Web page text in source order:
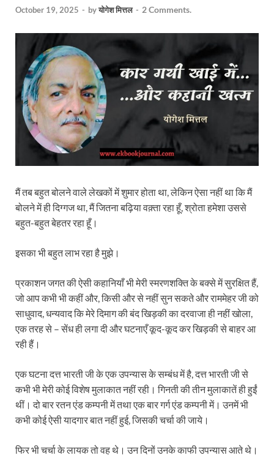
October 19, 2025 - byयोगेश मित्तल - 2 Comments.
मैं तब बहुत बोलने वाले लेखकों में शुमार होता था, लेकिन ऐसा नहीं था कि मैं
बोलने में ही दिग्गज था, मैं जितना बढ़िया वक़्ता रहा हूँ, श्रोता हमेशा उससे
बहुत-बहुत बेहतर रहा हूँ।
इसका भी बहुत लाभ रहा है मुझे।
प्रकाशन जगत की ऐसी कहानियाँ भी मेरी स्मरणशक्ति के बक्से में सुरक्षित हैं,
जो आप कभी भी कहीं और, किसी और से नहीं सुन सकते और राममेहर जी को
साधुवाद, धन्यवाद कि मेरे दिमाग की बंद खिड़की का दरवाजा ही नहीं खोला,
एक तरह से – सेंध ही लगा दी और घटनाएँ कूद-कूद कर खिड़की से बाहर आ
रही हैं।
एक घटना दत्त भारती जी के एक उपन्यास के सम्बंध में है, दत्त भारती जी से
कभी भी मेरी कोई विशेष मुलाकात नहीं रही। गिनती की तीन मुलाकातें ही हुईं
थीं। दो बार रतन एंड कम्पनी में तथा एक बार गर्ग एंड कम्पनी में। उनमें भी
कभी कोई ऐसी यादगार बात नहीं हुई, जिसकी चर्चा की जाये।
फिर भी चर्चा के लायक तो वह थे। उन दिनों उनके काफी उपन्यास आते थे।